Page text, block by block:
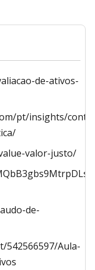
de-ativos-
pt/insights/
valor-justo/
de-
542566597/Aula-